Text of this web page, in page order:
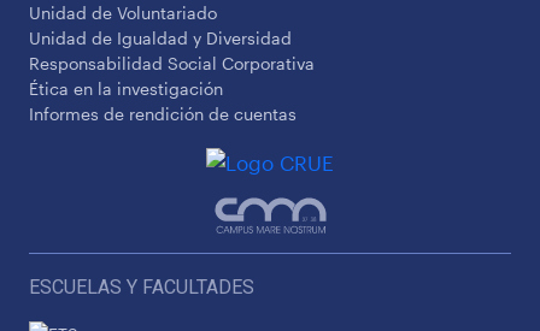
Unidad de Voluntariado
Unidad de Igualdad y Diversidad
Responsabilidad Social Corporativa
Ética en la investigación
Informes de rendición de cuentas
ESCUELAS Y FACULTADES